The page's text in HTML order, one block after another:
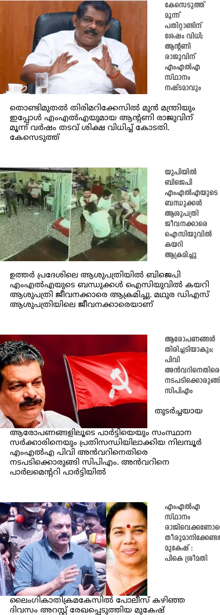
കേസെടുത്ത്
മൂന്ന്
പതിറ്റാണ്ടിന്
ശേഷം വിധി;
ആന്റണി
രാജുവിന്
എംഎല്‍എ
സ്ഥാനം
നഷ്ടമാവും
തൊണ്ടിമുതല്‍ തിരിമറിക്കേസില്‍ മുന്‍ മന്ത്രിയും
ഇപ്പോള്‍ എംഎല്‍എയുമായ ആന്റണി രാജുവിന്
മൂന്ന് വര്‍ഷം തടവ് ശിക്ഷ വിധിച്ച് കോടതി.
കേസെടുത്ത്
യുപിയിൽ
ബിജെപി
എംഎൽഎയുടെ
ബന്ധുക്കൾ
ആശുപത്രി
ജീവനക്കാരെ
ഐസിയുവിൽ
കയറി
ആക്രമിച്ചു
ഉത്തർ പ്രദേശിലെ ആശുപത്രിയില്‍ ബിജെപി
എംഎല്‍എയുടെ ബന്ധുക്കള്‍ ഐസിയുവില്‍ കയറി
ആശുപത്രി ജീവനക്കാരെ ആക്രമിച്ചു. മഥുര ഡിഎസ്
ആശുപത്രിയിലെ ജീവനക്കാരെയാണ്
ആരോപണങ്ങൾ
തിരിച്ചടിയാകും;
പിവി
അൻവറിനെതിരെ
സിപിഎം
തുടർച്ചയായ
ആരോപണങ്ങളിലൂടെ പാർട്ടിയെയും സംസ്ഥാന
സർക്കാരിനെയും പ്രതിസന്ധിയിലാക്കിയ നിലമ്പൂർ
എംഎൽഎ പിവി അൻവറിനെതിരെ
നടപടിക്കൊരുങ്ങി സിപിഎം. അൻവറിനെ
പാർലമെന്ററി പാർട്ടിയിൽ
എംഎല്‍എ
സ്ഥാനം
മുകേഷ് :
പികെ ശ്രീമതി
ലൈംഗികാതിക്രമകേസില്‍ പോലീസ് കഴിഞ്ഞ
ദിവസം അറസ്റ്റ് രേഖപ്പെടുത്തിയ മുകേഷ്